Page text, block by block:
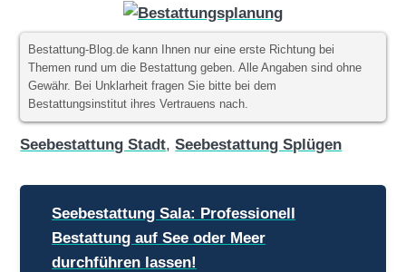
Bestattung-Blog.de kann Ihnen nur eine erste Richtung bei
Themen rund um die Bestattung geben. Alle Angaben sind ohne
Gewähr. Bei Unklarheit fragen Sie bitte bei dem
Bestattungsinstitut ihres Vertrauens nach.
Seebestattung Stadt,Seebestattung Splügen
Beitragsnavigation
Seebestattung Sala: Professionell
Bestattung auf See oder Meer
durchführen lassen!